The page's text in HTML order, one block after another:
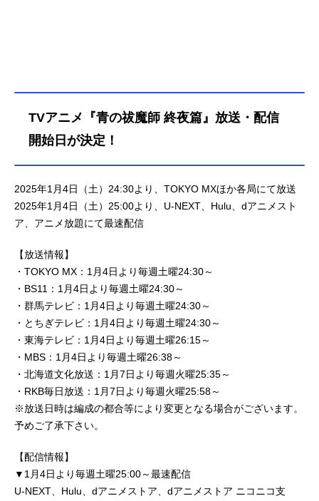
TVアニメ『青の祓魔師 終夜篇』放送・配信
開始日が決定！
2025年1月4日（土）24:30より、TOKYO MXほか各局にて放送
2025年1月4日（土）25:00より、U-NEXT、Hulu、dアニメスト
ア、アニメ放題にて最速配信
【放送情報】
・TOKYO MX：1月4日より毎週土曜24:30～
・BS11：1月4日より毎週土曜24:30～
・群馬テレビ：1月4日より毎週土曜24:30～
・とちぎテレビ：1月4日より毎週土曜24:30～
・東海テレビ：1月4日より毎週土曜26:15～
・MBS：1月4日より毎週土曜26:38～
・北海道文化放送：1月7日より毎週火曜25:35～
・RKB毎日放送：1月7日より毎週火曜25:58～
※放送日時は編成の都合等により変更となる場合がございます。
予めご了承下さい。
【配信情報】
▼1月4日より毎週土曜25:00～最速配信
U-NEXT、Hulu、dアニメストア、dアニメストア ニコニコ支